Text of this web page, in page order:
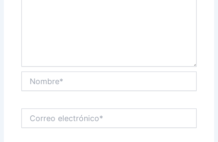
electrónico*